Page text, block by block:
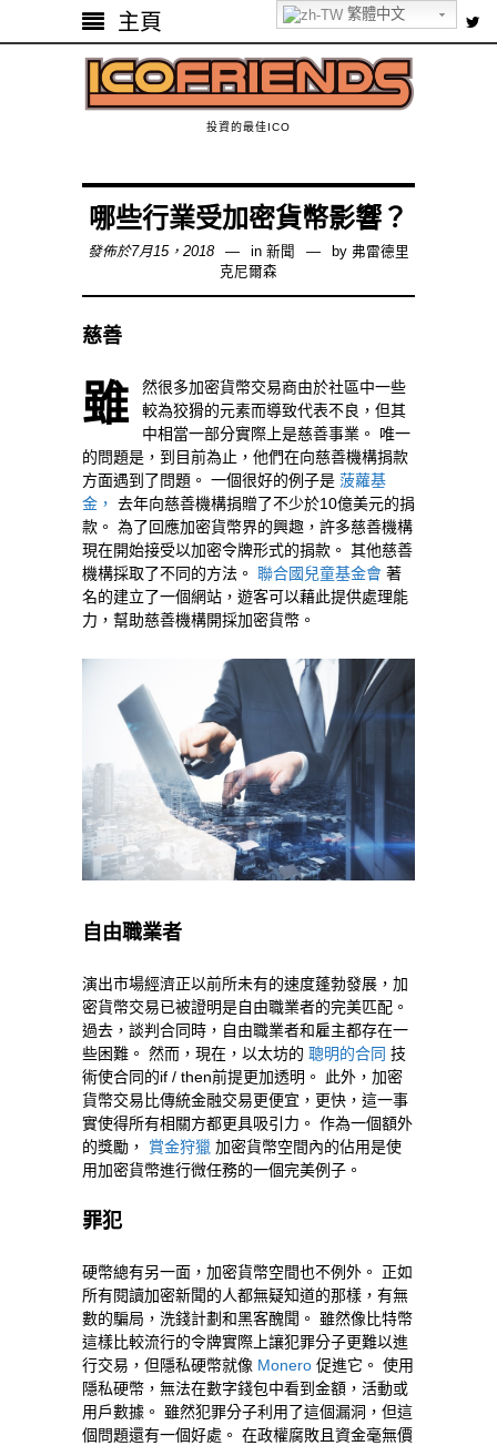
主頁
投資的最佳ICO
哪些行業受加密貨幣影響？
發佈於7月15，2018 in 新聞 by 弗雷德里
克尼爾森
慈善
雖然很多加密貨幣交易商由於社區中一些
較為狡猾的元素而導致代表不良，但其
中相當一部分實際上是慈善事業。 唯一
的問題是，到目前為止，他們在向慈善機構捐款
方面遇到了問題。 一個很好的例子是 菠蘿基
金， 去年向慈善機構捐贈了不少於10億美元的捐
款。 為了回應加密貨幣界的興趣，許多慈善機構
現在開始接受以加密令牌形式的捐款。 其他慈善
機構採取了不同的方法。 聯合國兒童基金會 著
名的建立了一個網站，遊客可以藉此提供處理能
力，幫助慈善機構開採加密貨幣。
自由職業者
演出市場經濟正以前所未有的速度蓬勃發展，加
密貨幣交易已被證明是自由職業者的完美匹配。
過去，談判合同時，自由職業者和雇主都存在一
些困難。 然而，現在，以太坊的 聰明的合同 技
術使合同的if / then前提更加透明。 此外，加密
貨幣交易比傳統金融交易更便宜，更快，這一事
實使得所有相關方都更具吸引力。 作為一個額外
的獎勵， 賞金狩獵 加密貨幣空間內的佔用是使
用加密貨幣進行微任務的一個完美例子。
罪犯
硬幣總有另一面，加密貨幣空間也不例外。 正如
所有閱讀加密新聞的人都無疑知道的那樣，有無
數的騙局，洗錢計劃和黑客醜聞。 雖然像比特幣
這樣比較流行的令牌實際上讓犯罪分子更難以進
行交易，但隱私硬幣就像 Monero 促進它。 使用
隱私硬幣，無法在數字錢包中看到金額，活動或
用戶數據。 雖然犯罪分子利用了這個漏洞，但這
個問題還有一個好處。 在政權腐敗且資金毫無價
繁體中文